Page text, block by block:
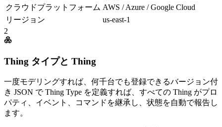
クラウドプラットフォーム AWS / Azure / Google Cloud
リージョン
us-east-1
2
Thing タイプと Thing
一度モデリングすれば、何千台でも登録できるバージョン付
き JSON で Thing Type を定義すれば、すべての Thing がプロ
パティ、イベント、コマンドを継承し、状態を自動で報告し
ます。